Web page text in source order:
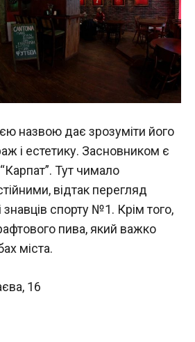
назвою дає зрозуміти його
і естетику. Засновником є
Тут чимало
відтак перегляд
знавців спорту №1. Крім того,
пива, який важко
міста.
16